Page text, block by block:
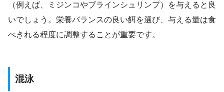
（例えば、ミジンコやブラインシュリンプ）を与えると良
いでしょう。栄養バランスの良い餌を選び、与える量は食
べきれる程度に調整することが重要です。
混泳